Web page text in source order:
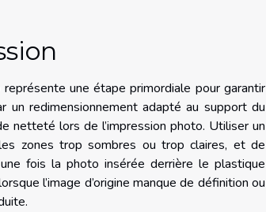
une étape primordiale pour garantir
redimensionnement adapté au support du
netteté lors de l’impression photo. Utiliser un
zones trop sombres ou trop claires, et de
fois la photo insérée derrière le plastique
l’image d’origine manque de définition ou